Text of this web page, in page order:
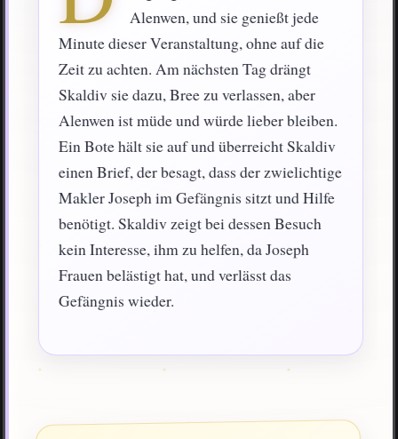
Alenwen, und sie genießt jede
Minute dieser Veranstaltung, ohne auf die
Zeit zu achten. Am nächsten Tag drängt
Skaldiv sie dazu, Bree zu verlassen, aber
Alenwen ist müde und würde lieber bleiben.
Ein Bote hält sie auf und überreicht Skaldiv
einen Brief, der besagt, dass der zwielichtige
Makler Joseph im Gefängnis sitzt und Hilfe
benötigt. Skaldiv zeigt bei dessen Besuch
kein Interesse, ihm zu helfen, da Joseph
Frauen belästigt hat, und verlässt das
Gefängnis wieder.